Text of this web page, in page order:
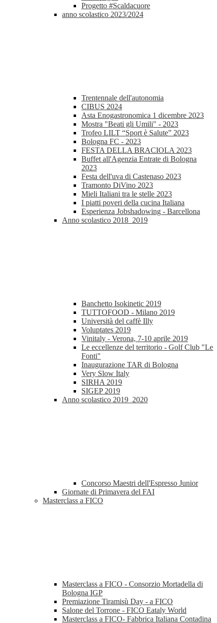
Progetto #Scaldacuore
anno scolastico 2023/2024
Trentennale dell'autonomia
CIBUS 2024
Asta Enogastronomica 1 dicembre 2023
Mostra "Beati gli Umili" - 2023
Trofeo LILT “Sport è Salute” 2023
Bologna FC - 2023
FESTA DELLA BRACIOLA 2023
Buffet all'Agenzia Entrate di Bologna
2023
Festa dell'uva di Castenaso 2023
Tramonto DiVino 2023
Mieli Italiani tra le stelle 2023
I piatti poveri della cucina Italiana
Esperienza Jobshadowing - Barcellona
Anno scolastico 2018_2019
Banchetto Isokinetic 2019
TUTTOFOOD - Milano 2019
Università del caffè Illy
Voluptates 2019
Vinitaly - Verona, 7-10 aprile 2019
Le eccellenze del territorio - Golf Club "Le
Fonti"
Inaugurazione TAR di Bologna
Very Slow Italy
SIRHA 2019
SIGEP 2019
Anno scolastico 2019_2020
Concorso Maestri dell'Espresso Junior
Giornate di Primavera del FAI
Masterclass a FICO
Masterclass a FICO - Consorzio Mortadella di
Bologna IGP
Premiazione Tiramisù Day - a FICO
Salone del Torrone - FICO Eataly World
Masterclass a FICO- Fabbrica Italiana Contadina